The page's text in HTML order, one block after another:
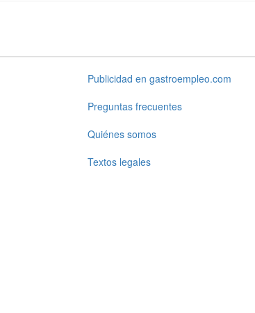
Publicidad en gastroempleo.com
Preguntas frecuentes
Quiénes somos
Textos legales